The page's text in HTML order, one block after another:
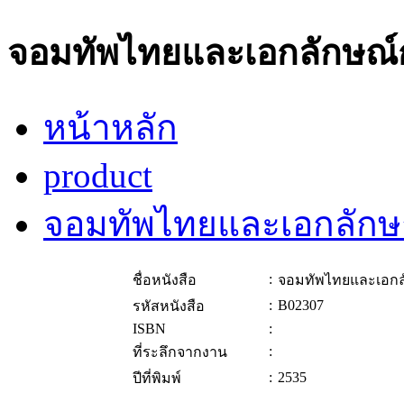
จอมทัพไทยและเอกลักษ
หน้าหลัก
product
จอมทัพไทยและเอกลั
ชื่อหนังสือ : จอมทัพไทยและเอ
รหัสหนังสือ
: B02307
ISBN
:
ที่ระลึกจากงาน
:
ปีที่พิมพ์
: 2535